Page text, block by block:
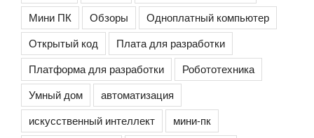
Мини ПК
Обзоры
Одноплатный компьютер
Открытый код
Плата для разработки
Платформа для разработки
Робототехника
Умный дом
автоматизация
искусственный интеллект
мини-пк